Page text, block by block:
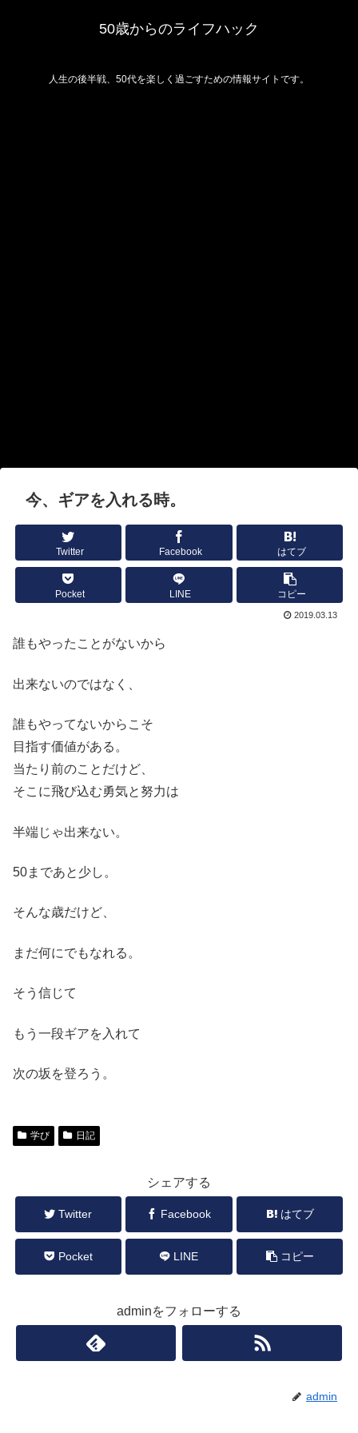
50歳からのライフハック
人生の後半戦、50代を楽しく過ごすための情報サイトです。
今、ギアを入れる時。
Twitter Facebook はてブ
Pocket LINE コピー
2019.03.13
誰もやったことがないから
出来ないのではなく、
誰もやってないからこそ
目指す価値がある。
当たり前のことだけど、
そこに飛び込む勇気と努力は
半端じゃ出来ない。
50まであと少し。
そんな歳だけど、
まだ何にでもなれる。
そう信じて
もう一段ギアを入れて
次の坂を登ろう。
学び 日記
シェアする
Twitter Facebook はてブ
Pocket LINE コピー
adminをフォローする
admin